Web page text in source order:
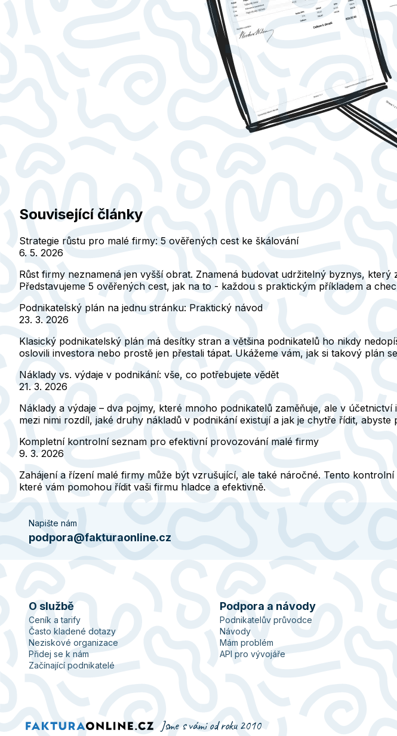
Související články
Strategie růstu pro malé firmy: 5 ověřených cest ke škálování
6. 5. 2026
Růst firmy neznamená jen vyšší obrat. Znamená budovat udržitelný byznys,
Představujeme 5 ověřených cest, jak na to - každou s praktickým příkladem a
Podnikatelský plán na jednu stránku: Praktický návod
23. 3. 2026
Klasický podnikatelský plán má desítky stran a většina podnikatelů ho nikdy
oslovili investora nebo prostě jen přestali tápat. Ukážeme vám, jak si takový plán
Náklady vs. výdaje v podnikání: vše, co potřebujete vědět
21. 3. 2026
Náklady a výdaje – dva pojmy, které mnoho podnikatelů zaměňuje, ale v
mezi nimi rozdíl, jaké druhy nákladů v podnikání existují a jak je chytře řídit,
Kompletní kontrolní seznam pro efektivní provozování malé firmy
9. 3. 2026
Zahájení a řízení malé firmy může být vzrušující, ale také náročné. Tento
které vám pomohou řídit vaši firmu hladce a efektivně.
Napište nám
podpora@fakturaonline.cz
O službě
Ceník a tarify
Často kladené dotazy
Neziskové organizace
Přidej se k nám
Začínající podnikatelé
Podpora a návody
Podnikatelův průvodce
Návody
Mám problém
API pro vývojáře
Jsme s vámi od roku 2010